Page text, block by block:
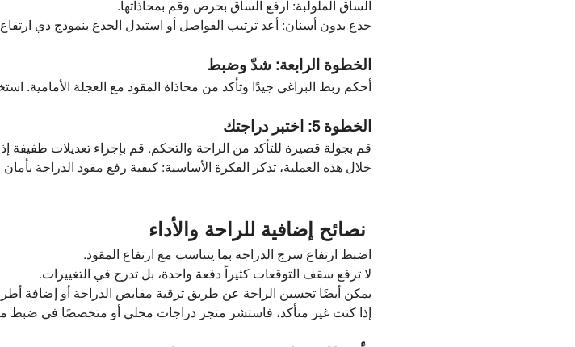
الساق الملولبة: ارفع الساق بحرص وقم بمحاذاتها.
جذع بدون أسنان: أعد ترتيب الفواصل أو استبدل الجذع بنموذج ذي
الخطوة الرابعة: شدّ وضبط
أحكم ربط البراغي جيدًا وتأكد من محاذاة المقود مع العجلة الأمامية.
الخطوة 5: اختبر دراجتك
قم بجولة قصيرة للتأكد من الراحة والتحكم. قم بإجراء تعديلات طفيفة
خلال هذه العملية، تذكر الفكرة الأساسية: كيفية رفع مقود الدراجة بأمان
نصائح إضافية للراحة والأداء
اضبط ارتفاع سرج الدراجة بما يتناسب مع ارتفاع المقود.
لا ترفع سقف التوقعات كثيراً دفعة واحدة، بل تدرج في التغييرات.
يمكن أيضًا تحسين الراحة عن طريق ترقية مقابض الدراجة أو إضافة
إذا كنت غير متأكد، فاستشر متجر دراجات محلي أو متخصصًا في ضبط